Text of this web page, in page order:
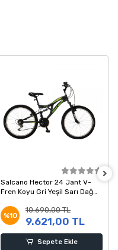
Salcano Hector 24 Jant V-
Fren Koyu Gri Yeşil Sarı Dağ
%10
10.690,00 TL
9.621,00 TL
Sepete Ekle